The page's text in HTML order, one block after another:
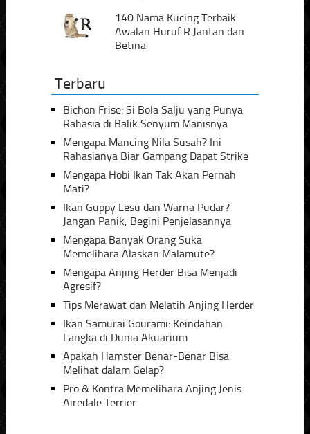
140 Nama Kucing Terbaik
Awalan Huruf R Jantan dan
Betina
Terbaru
Bichon Frise: Si Bola Salju yang Punya
Rahasia di Balik Senyum Manisnya
Mengapa Mancing Nila Susah? Ini
Rahasianya Biar Gampang Dapat Strike
Mengapa Hobi Ikan Tak Akan Pernah
Mati?
Ikan Guppy Lesu dan Warna Pudar?
Jangan Panik, Begini Penjelasannya
Mengapa Banyak Orang Suka
Memelihara Alaskan Malamute?
Mengapa Anjing Herder Bisa Menjadi
Agresif?
Tips Merawat dan Melatih Anjing Herder
Ikan Samurai Gourami: Keindahan
Langka di Dunia Akuarium
Apakah Hamster Benar-Benar Bisa
Melihat dalam Gelap?
Pro & Kontra Memelihara Anjing Jenis
Airedale Terrier